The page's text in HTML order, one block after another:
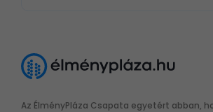
Az ÉlményPláza Csapata egyetért abban,